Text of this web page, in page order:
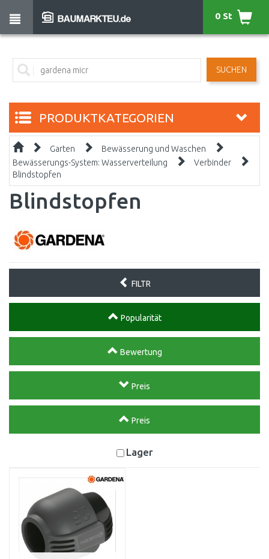
SUCHEN
0 St
PRODUKTKATEGORIEN
Garten
Bewässerung und Waschen
Bewässerungs-System: Wasserverteilung
Verbinder
Blindstopfen
Blindstopfen
FILTR
Popularität
Bewertung
Preis
Preis
Lager